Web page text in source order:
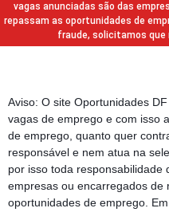
vagas anunciadas são das
repassam as oportunidades de
fraude, solicitamos
Aviso: O site Oportunidades
vagas de emprego e com isso
de emprego, quanto quer
responsável e nem atua na
por isso toda responsabilidade
empresas ou encarregados de
oportunidades de emprego.